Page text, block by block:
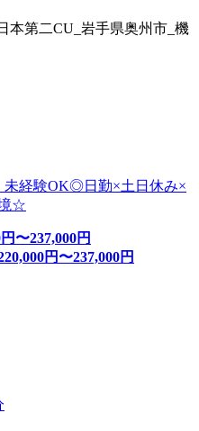
第二CU_岩手県奥州市_機
未経験OK◎日勤×土日休み×
☆
円〜237,000円
円〜237,000円